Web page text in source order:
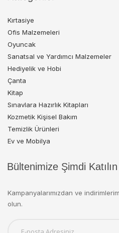
Kırtasiye
Ofis Malzemeleri
Oyuncak
Sanatsal ve Yardımcı Malzemeler
Hediyelik ve Hobi
Çanta
Kitap
Sınavlara Hazırlık Kitapları
Kozmetik Kişisel Bakım
Temizlik Ürünleri
Ev ve Mobilya
Bültenimize Şimdi Katılın
Kampanyalarımızdan ve
olun.